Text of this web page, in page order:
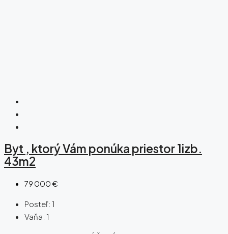
Byt , ktorý Vám ponúka priestor 1izb.
43m2
79 000 €
Posteľ: 1
Vaňa: 1